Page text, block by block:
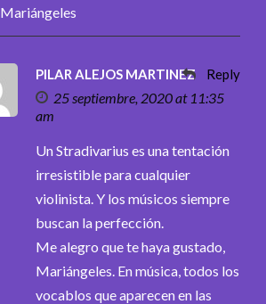
Mariángeles
PILAR ALEJOS MARTINEZ
25 septiembre, 2020 at 11:35
am
Reply
Un Stradivarius es una tentación
irresistible para cualquier
violinista. Y los músicos siempre
buscan la perfección.
Me alegro que te haya gustado,
Mariángeles. En música, todos los
vocablos que aparecen en las